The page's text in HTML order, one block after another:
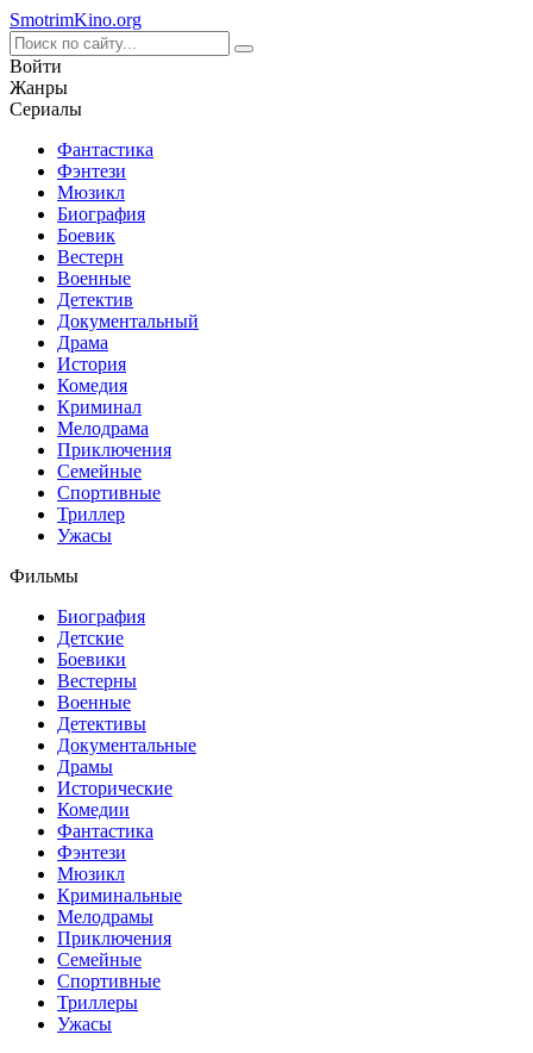
SmotrimKino.org
Войти
Жанры
Сериалы
Фантастика
Фэнтези
Мюзикл
Биография
Боевик
Вестерн
Военные
Детектив
Документальный
Драма
История
Комедия
Криминал
Мелодрама
Приключения
Семейные
Спортивные
Триллер
Ужасы
Фильмы
Биография
Детские
Боевики
Вестерны
Военные
Детективы
Документальные
Драмы
Исторические
Комедии
Фантастика
Фэнтези
Мюзикл
Криминальные
Мелодрамы
Приключения
Семейные
Спортивные
Триллеры
Ужасы